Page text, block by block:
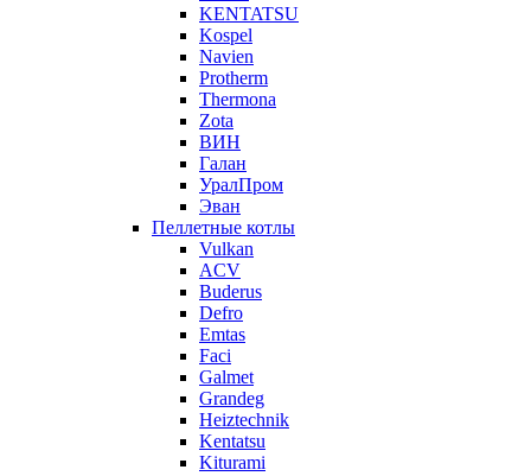
KENTATSU
Kospel
Navien
Protherm
Thermona
Zota
ВИН
Галан
УралПром
Эван
Пеллетные котлы
Vulkan
ACV
Buderus
Defro
Emtas
Faci
Galmet
Grandeg
Heiztechnik
Kentatsu
Kiturami